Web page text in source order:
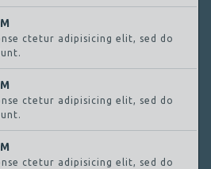
ctetur adipisicing elit, sed do
ctetur adipisicing elit, sed do
ctetur adipisicing elit, sed do